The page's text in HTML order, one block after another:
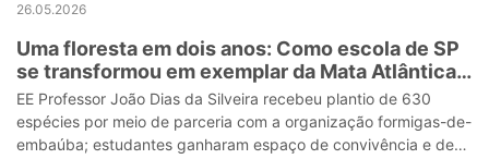
26.05.2026
Uma floresta em dois anos: Como escola de SP
se transformou em exemplar da Mata Atlântica
em meio a prédios da zona leste
EE Professor João Dias da Silveira recebeu plantio de 630
espécies por meio de parceria com a organização formigas-de-
embaúba; estudantes ganharam espaço de convivência e de